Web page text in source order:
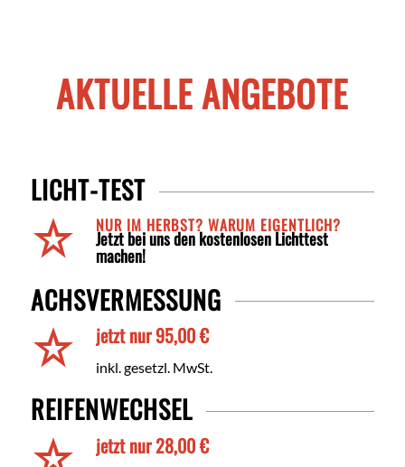
AKTUELLE ANGEBOTE
LICHT-TEST
NUR IM HERBST? WARUM EIGENTLICH?
Jetzt bei uns den kostenlosen Lichttest
machen!
ACHSVERMESSUNG
jetzt nur 95,00 €
inkl. gesetzl. MwSt.
REIFENWECHSEL
jetzt nur 28,00 €